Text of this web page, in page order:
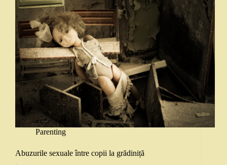
Parenting
Abuzurile sexuale între copii la grădiniță